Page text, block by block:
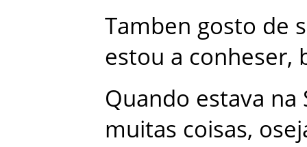
Tamben gosto de
estou a conheser,
Quando estava na
muitas coisas,